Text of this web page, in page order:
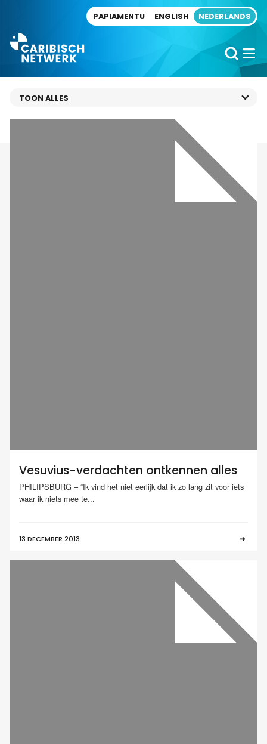
PAPIAMENTU ENGLISH NEDERLANDS
Vesuvius-verdachten ontkennen alles
PHILIPSBURG – “Ik vind het niet eerlijk dat ik zo lang zit voor iets
waar ik niets mee te...
13 DECEMBER 2013